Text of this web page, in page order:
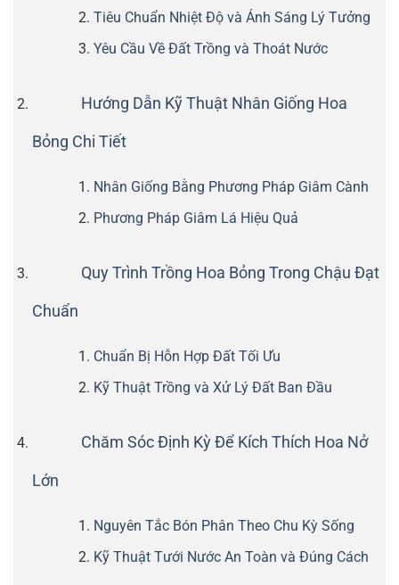
Tiêu Chuẩn Nhiệt Độ và Ánh Sáng Lý Tưởng
Yêu Cầu Về Đất Trồng và Thoát Nước
Hướng Dẫn Kỹ Thuật Nhân Giống Hoa
Bỏng Chi Tiết
Nhân Giống Bằng Phương Pháp Giâm Cành
Phương Pháp Giâm Lá Hiệu Quả
Quy Trình Trồng Hoa Bỏng Trong Chậu Đạt
Chuẩn
Chuẩn Bị Hỗn Hợp Đất Tối Ưu
Kỹ Thuật Trồng và Xử Lý Đất Ban Đầu
Chăm Sóc Định Kỳ Để Kích Thích Hoa Nở
Lớn
Nguyên Tắc Bón Phân Theo Chu Kỳ Sống
Kỹ Thuật Tưới Nước An Toàn và Đúng Cách